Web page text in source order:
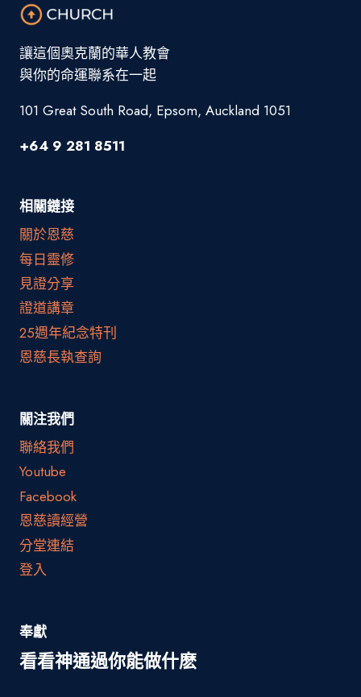
讓這個奧克蘭的華人教會
與你的命運聯系在一起
101 Great South Road, Epsom, Auckland 1051
+64 9 281 8511
相關鏈接
關於恩慈
每日靈修
見證分享
證道講章
25週年紀念特刊
恩慈長執查詢
關注我們
聯絡我們
Youtube
Facebook
恩慈讀經營
分堂連結
登入
奉獻
看看神通過你能做什麽